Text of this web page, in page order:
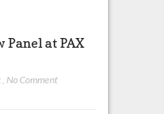
Panel at PAX
, No Comment